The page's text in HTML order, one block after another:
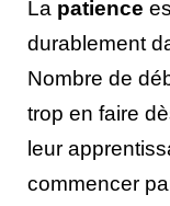
La patience
durablement
Nombre de
trop en faire
leur
commencer